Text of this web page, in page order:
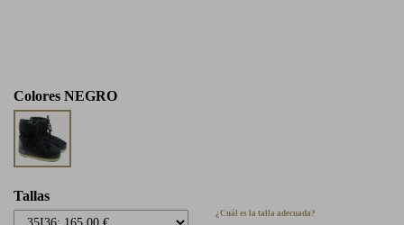
Colores NEGRO
Tallas
¿Cuál es la talla adecuada?